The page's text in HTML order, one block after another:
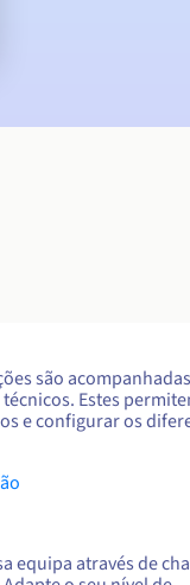
são
Estes
e configurar os
equipa através de